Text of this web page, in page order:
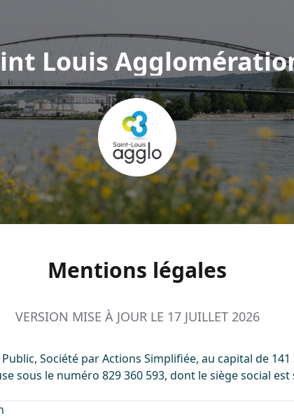
Louis
Mentions légales
VERSION MISE À JOUR LE 17 JUILLET 2026
Société par Actions Simplifiée, au capital de
sous le numéro 829 360 593, dont le siège social